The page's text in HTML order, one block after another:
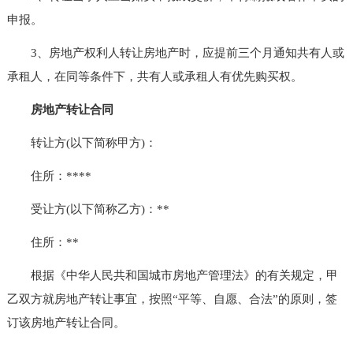
申报。
3、房地产权利人转让房地产时，应提前三个月通知共有人或
承租人，在同等条件下，共有人或承租人有优先购买权。
房地产转让合同
转让方(以下简称甲方)：
住所：****
受让方(以下简称乙方)：**
住所：**
根据《中华人民共和国城市房地产管理法》的有关规定，甲
乙双方就房地产转让事宜，按照“平等、自愿、合法”的原则，签
订该房地产转让合同。